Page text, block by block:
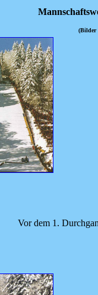
(Bilder
Vor dem 1.